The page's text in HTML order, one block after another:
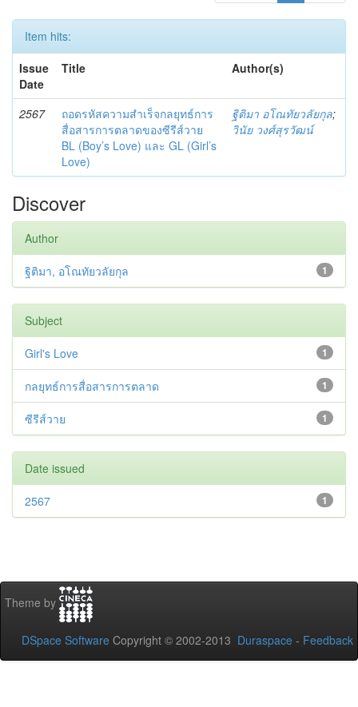
Item hits:
Issue
Date
Title Author(s)
2567
ถอดรหัสความสำเร็จกลยุทธ์การ
สื่อสารการตลาดของซีรีส์วาย
BL (Boy’s Love) และ GL (Girl’s
Love)
ฐิติมา อโณทัยวลัยกุล;
วินัย วงศ์สุรวัฒน์
Discover
Author
1
ฐิติมา, อโณทัยวลัยกุล
Subject
1
Girl's Love
1
กลยุทธ์การสื่อสารการตลาด
1
ซีรีส์วาย
Date issued
1
2567
Theme by
DSpace Software Copyright © 2002-2013 Duraspace - Feedback